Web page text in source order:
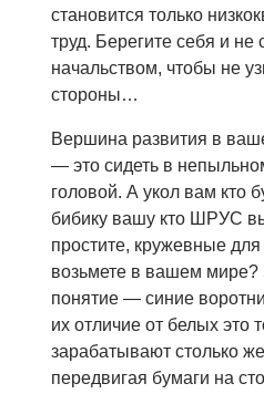
становится только
труд. Берегите себя и не
начальством, чтобы не
стороны…
Вершина развития в
— это сидеть в
головой. А укол вам кто
бибику вашу кто ШРУС
простите, кружевные
возьмете в вашем мире?
понятие — синие
их отличие от белых это
зарабатывают столько
передвигая бумаги на